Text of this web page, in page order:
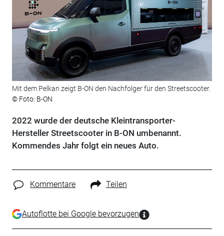
Mit dem Pelkan zeigt B-ON den Nachfolger für den Streetscooter.
© Foto: B-ON
2022 wurde der deutsche Kleintransporter-
Hersteller Streetscooter in B-ON umbenannt.
Kommendes Jahr folgt ein neues Auto.
Kommentare Teilen
Autoflotte bei Google bevorzugen